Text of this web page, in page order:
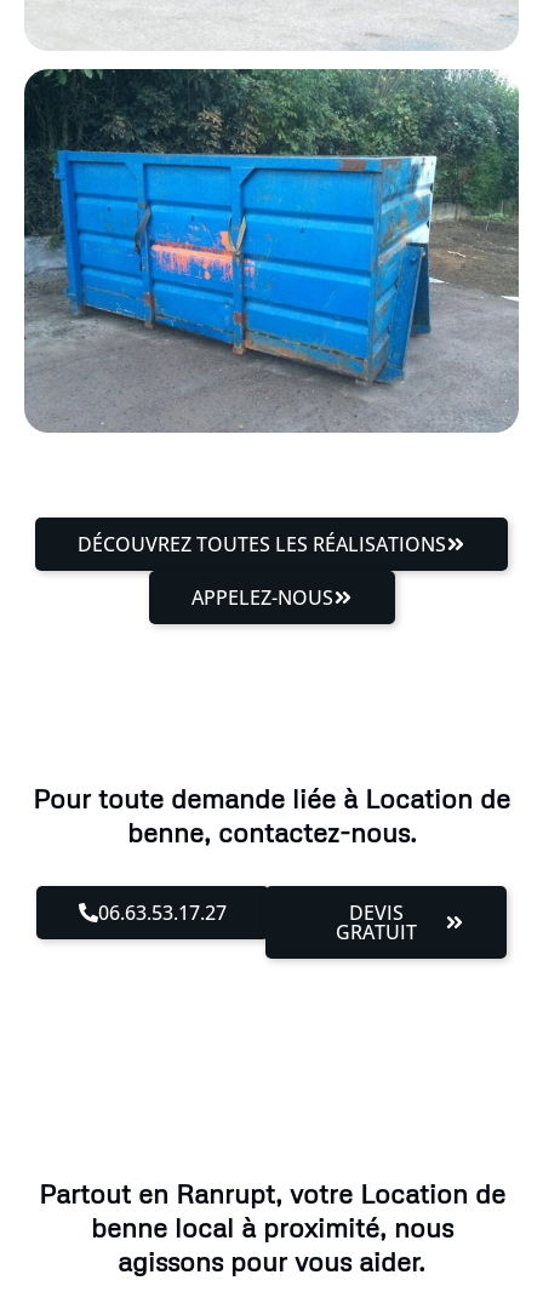
DÉCOUVREZ TOUTES LES RÉALISATIONS
APPELEZ-NOUS
Pour toute demande liée à Location de
benne, contactez-nous.
06.63.53.17.27 DEVIS
GRATUIT
Partout en Ranrupt, votre Location de
benne local à proximité, nous
agissons pour vous aider.